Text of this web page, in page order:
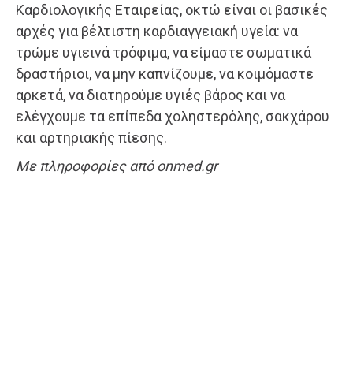
Καρδιολογικής Εταιρείας, οκτώ είναι οι βασικές
αρχές για βέλτιστη καρδιαγγειακή υγεία: να
τρώμε υγιεινά τρόφιμα, να είμαστε σωματικά
δραστήριοι, να μην καπνίζουμε, να κοιμόμαστε
αρκετά, να διατηρούμε υγιές βάρος και να
ελέγχουμε τα επίπεδα χοληστερόλης, σακχάρου
και αρτηριακής πίεσης.
Με πληροφορίες από onmed.gr